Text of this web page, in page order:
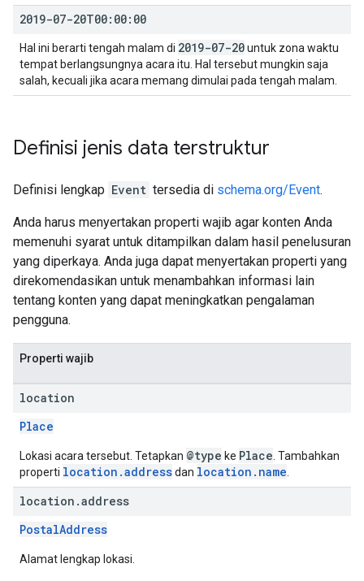
2019-07-20T00:00:00
Hal ini berarti tengah malam di 2019-07-20untuk zona waktu
tempat berlangsungnya acara itu. Hal tersebut mungkin saja
salah, kecuali jika acara memang dimulai pada tengah malam.
Definisi jenis data terstruktur
Definisi lengkap Event tersedia di schema.org/Event.
Anda harus menyertakan properti wajib agar konten Anda
memenuhi syarat untuk ditampilkan dalam hasil penelusuran
yang diperkaya. Anda juga dapat menyertakan properti yang
direkomendasikan untuk menambahkan informasi lain
tentang konten yang dapat meningkatkan pengalaman
pengguna.
Properti wajib
location
Place
Lokasi acara tersebut. Tetapkan @type ke Place . Tambahkan
properti location.addressdan location.name
location .address
PostalAddress
Alamat lengkap lokasi.